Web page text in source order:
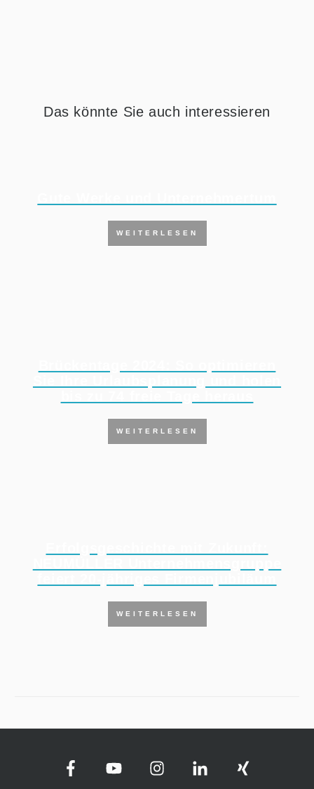
Das könnte Sie auch interessieren
WEITERLESEN
WEITERLESEN
WEITERLESEN